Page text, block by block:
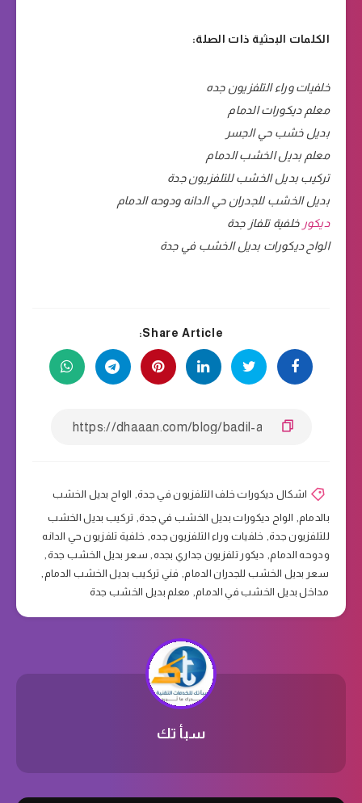
الكلمات البحثية ذات الصلة:
خلفيات وراء التلفزيون جده
معلم ديكورات الدمام
بديل خشب حي الجسر
معلم بديل الخشب الدمام
تركيب بديل الخشب للتلفزيون جدة
بديل الخشب للجدران حي الدانه ودوحه الدمام
ديكور خلفية تلفاز جدة
الواح ديكورات بديل الخشب في جدة
Share Article:
اشكال ديكورات خلف التلفزيون في جدة الواح بديل الخشب
بالدمام
الواح ديكورات بديل الخشب في جدة تركيب بديل الخشب
للتلفزيون جدة خلفيات وراء التلفزيون جده خلفية تلفزيون حي الدانه
ودوحه الدمام
ديكور تلفزيون جداري بجده سعر بديل الخشب جدة
سعر بديل الخشب للجدران الدمام
فني تركيب بديل الخشب الدمام
مداخل بديل الخشب في الدمام
معلم بديل الخشب جدة
سبأ تك